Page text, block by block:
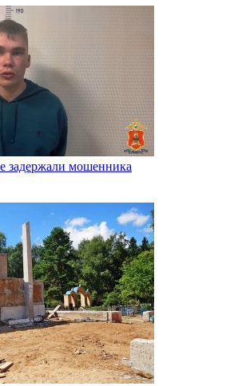
задержали мошенника